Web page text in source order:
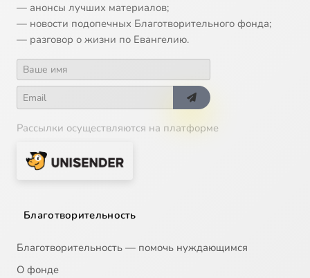
— анонсы лучших материалов;
— новости подопечных Благотворительного фонда;
— разговор о жизни по Евангелию.
Рассылки осуществляются на платформе
Благотворительность
Благотворительность — помочь нуждающимся
О фонде